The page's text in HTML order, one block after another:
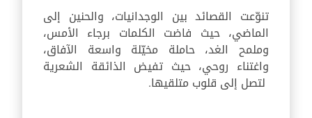
تنوّعت القصائد بين الوجدانيات، والحنين إلى
الماضي، حيث فاضت الكلمات برجاء الأمس،
وملمح الغد، حاملة مخيّلة واسعة الآفاق،
واغتناء روحي، حيث تفيض الذائقة الشعرية
لتصل إلى قلوب متلقيها.